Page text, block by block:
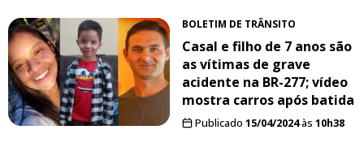
BOLETIM DE TRÂNSITO
Casal e filho de 7 anos são
as vítimas de grave
acidente na BR-277; vídeo
mostra carros após batida
Publicado 15/04/2024às 10h38